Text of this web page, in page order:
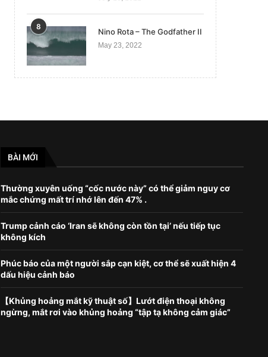
8
Nino Rota – The Godfather II
May 23, 2022
BÀI MỚI
Thường xuyên uống “cốc nước này” có thể giảm nguy cơ
mắc chứng mất trí nhớ lên đến 47% .
Trump cảnh cáo ‘Iran sẽ không còn tồn tại’ nếu tiếp tục
không kích
Phúc báo của một người sắp cạn kiệt, cơ thể sẽ xuất hiện 4
dấu hiệu cảnh báo
【Khủng hoảng mắt kỹ thuật số】Lướt điện thoại không
ngừng, mắt rơi vào khủng hoảng “tập tạ không cảm giác”